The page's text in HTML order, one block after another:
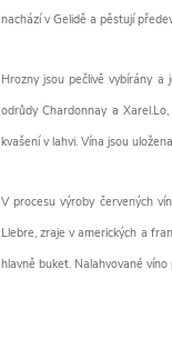
nachází v Gelidě a pěstují
Hrozny jsou pečlivě vybírány a
odrůdy Chardonnay a
kvašení v lahvi. Vína jsou
V procesu výroby červených
Llebre, zraje v amerických a
hlavně buket. Nalahvované